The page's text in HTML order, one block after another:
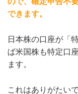
できます。
日本株の口座が「
ば米国株も特定口
ます。
これはありがたい